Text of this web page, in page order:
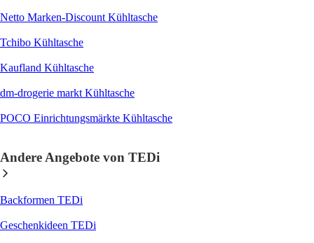
Netto Marken-Discount Kühltasche
Tchibo Kühltasche
Kaufland Kühltasche
dm-drogerie markt Kühltasche
POCO Einrichtungsmärkte Kühltasche
Andere Angebote von TEDi
Backformen TEDi
Geschenkideen TEDi